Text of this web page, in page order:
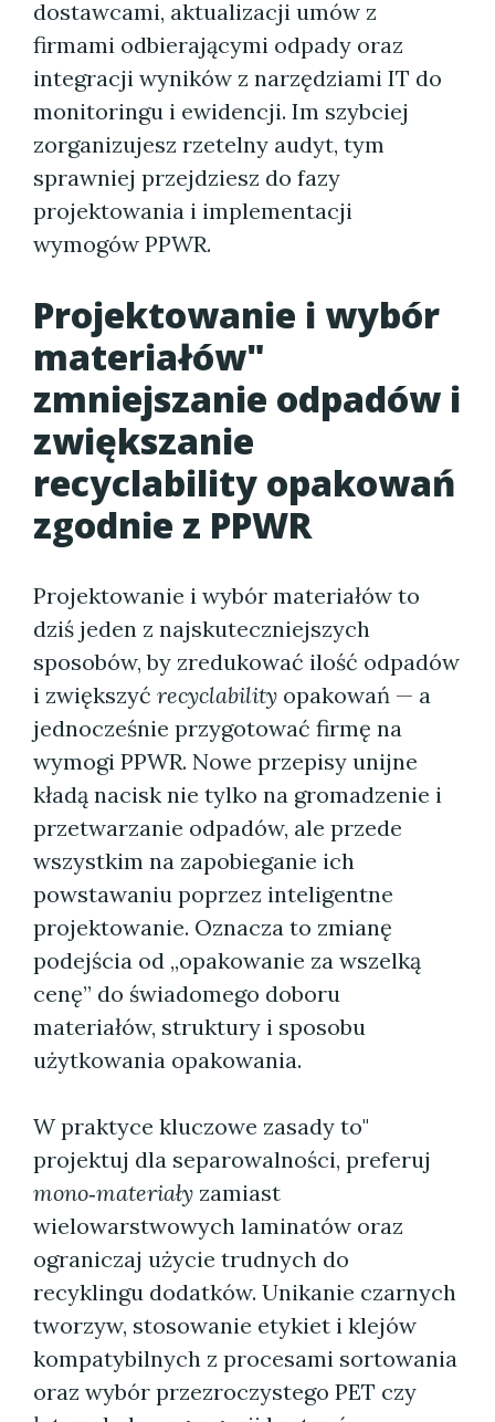
dostawcami, aktualizacji umów z
firmami odbierającymi odpady oraz
integracji wyników z narzędziami IT do
monitoringu i ewidencji. Im szybciej
zorganizujesz rzetelny audyt, tym
sprawniej przejdziesz do fazy
projektowania i implementacji
wymogów PPWR.
Projektowanie i wybór
materiałów"
zmniejszanie odpadów i
zwiększanie
recyclability opakowań
zgodnie z PPWR
Projektowanie i wybór materiałów to
dziś jeden z najskuteczniejszych
sposobów, by zredukować ilość odpadów
i zwiększyć recyclability opakowań — a
jednocześnie przygotować firmę na
wymogi PPWR. Nowe przepisy unijne
kładą nacisk nie tylko na gromadzenie i
przetwarzanie odpadów, ale przede
wszystkim na zapobieganie ich
powstawaniu poprzez inteligentne
projektowanie. Oznacza to zmianę
podejścia od „opakowanie za wszelką
cenę” do świadomego doboru
materiałów, struktury i sposobu
użytkowania opakowania.
W praktyce kluczowe zasady to"
projektuj dla separowalności, preferuj
mono‑materiały zamiast
wielowarstwowych laminatów oraz
ograniczaj użycie trudnych do
recyklingu dodatków. Unikanie czarnych
tworzyw, stosowanie etykiet i klejów
kompatybilnych z procesami sortowania
oraz wybór przezroczystego PET czy